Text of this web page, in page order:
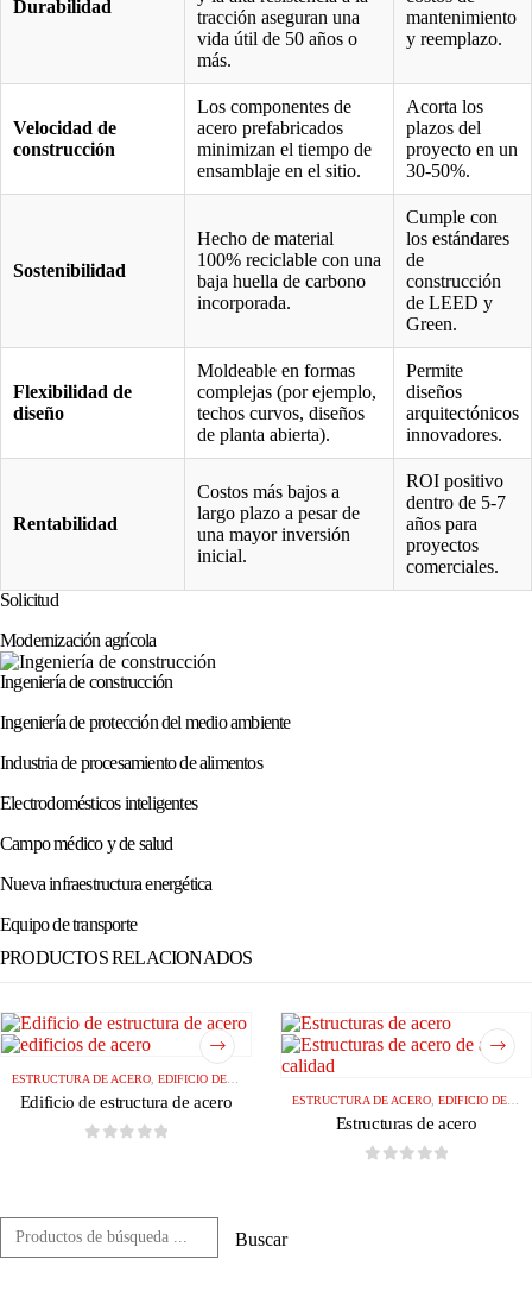
Durabilidad
tracción aseguran una
vida útil de 50 años o
más.
mantenimiento
y reemplazo.
Velocidad de
construcción
Los componentes de
acero prefabricados
minimizan el tiempo de
ensamblaje en el sitio.
Acorta los
plazos del
proyecto en un
30-50%.
Sostenibilidad
Hecho de material
100% reciclable con una
baja huella de carbono
incorporada.
Cumple con
los estándares
de
construcción
de LEED y
Green.
Flexibilidad de
diseño
Moldeable en formas
complejas (por ejemplo,
techos curvos, diseños
de planta abierta).
Permite
diseños
arquitectónicos
innovadores.
Rentabilidad
Costos más bajos a
largo plazo a pesar de
una mayor inversión
inicial.
ROI positivo
dentro de 5-7
años para
proyectos
comerciales.
Solicitud
Modernización agrícola
Ingeniería de construcción
Ingeniería de protección del medio ambiente
Industria de procesamiento de alimentos
Electrodomésticos inteligentes
Campo médico y de salud
Nueva infraestructura energética
Equipo de transporte
PRODUCTOS RELACIONADOS
ESTRUCTURA DE ACERO EDIFICIO DE ESTRUCTURA DE ACERO
Edificio de estructura de acero ESTRUCTURA DE ACERO EDIFICIO DE ESTRUCTURA DE ACERO
Estructuras de acero
Buscar